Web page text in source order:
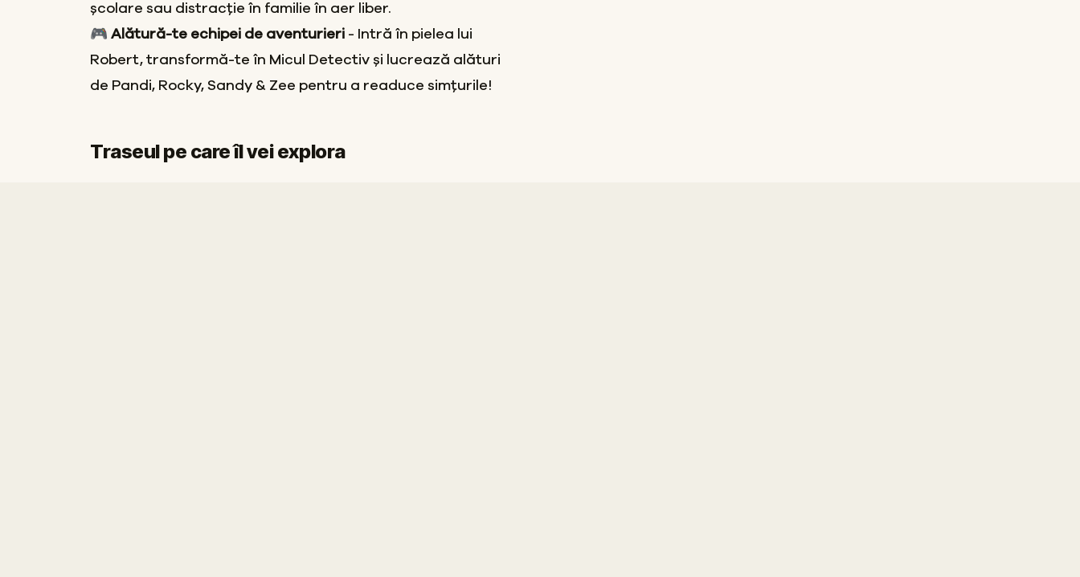
școlare sau distracție în familie în aer liber.
🎮 Alătură-te echipei de aventurieri - Intră în pielea lui
Robert, transformă-te în Micul Detectiv și lucrează alături
de Pandi, Rocky, Sandy & Zee pentru a readuce simțurile!
Traseul pe care îl vei explora